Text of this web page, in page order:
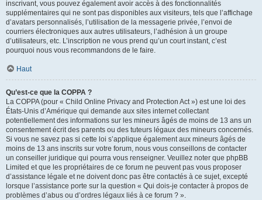
inscrivant, vous pouvez également avoir accès à des fonctionnalités
supplémentaires qui ne sont pas disponibles aux visiteurs, tels que l’affichage
d’avatars personnalisés, l’utilisation de la messagerie privée, l’envoi de
courriers électroniques aux autres utilisateurs, l’adhésion à un groupe
d’utilisateurs, etc. L’inscription ne vous prend qu’un court instant, c’est
pourquoi nous vous recommandons de le faire.
Haut
Qu’est-ce que la COPPA ?
La COPPA (pour « Child Online Privacy and Protection Act ») est une loi des
États-Unis d’Amérique qui demande aux sites internet collectant
potentiellement des informations sur les mineurs âgés de moins de 13 ans un
consentement écrit des parents ou des tuteurs légaux des mineurs concernés.
Si vous ne savez pas si cette loi s’applique également aux mineurs âgés de
moins de 13 ans inscrits sur votre forum, nous vous conseillons de contacter
un conseiller juridique qui pourra vous renseigner. Veuillez noter que phpBB
Limited et que les propriétaires de ce forum ne peuvent pas vous proposer
d’assistance légale et ne doivent donc pas être contactés à ce sujet, excepté
lorsque l’assistance porte sur la question « Qui dois-je contacter à propos de
problèmes d’abus ou d’ordres légaux liés à ce forum ? ».